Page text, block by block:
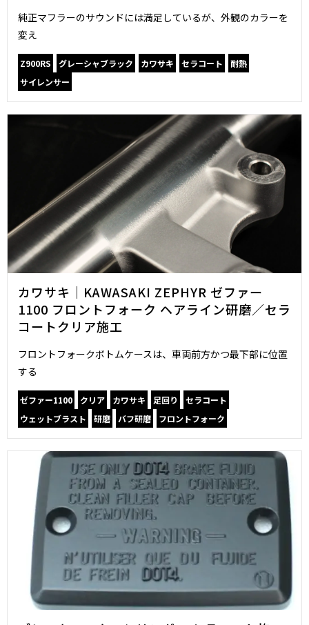
純正マフラーのサウンドには満足しているが、外観のカラーを
変え
Z900RS グレーシャブラック カワサキ セラコート
耐熱
サイレンサー
カワサキ｜KAWASAKI ZEPHYR ゼファー
1100 フロントフォーク ヘアライン研磨／セラ
コートクリア施工
フロントフォークボトムケースは、車両前方かつ最下部に位置
する
ゼファー1100 クリア カワサキ 足回り
セラコート
ウェットブラスト
研磨 バフ研磨 フロントフォーク